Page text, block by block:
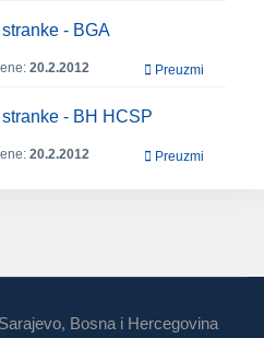
- BGA
20.2.2012 Preuzmi
- BH HCSP
20.2.2012 Preuzmi
Bosna i Hercegovina